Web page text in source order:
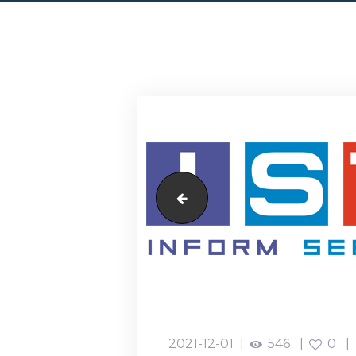
Mimar
2021-12-01 546 0